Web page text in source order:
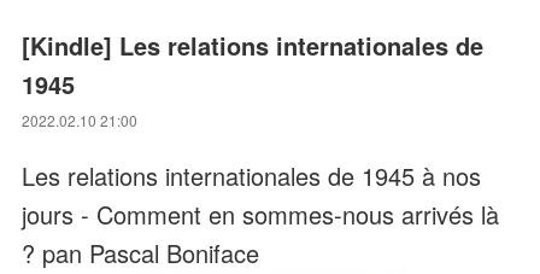
[Kindle] Les relations internationales de
1945
2022.02.10 21:00
Les relations internationales de 1945 à nos
jours - Comment en sommes-nous arrivés là
? pan Pascal Boniface